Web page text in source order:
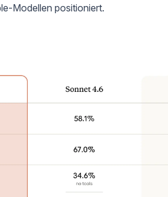
Modellen positioniert.